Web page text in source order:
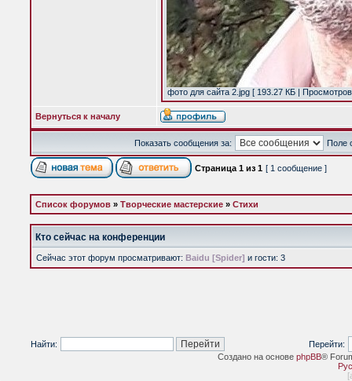
фото для сайта 2.jpg [ 193.27 КБ |
Вернуться к началу
Показать сообщения за: Поле
Страница 1 из 1 [ 1 сообщение ]
Список форумов » Творческие мастерские » Стихи
Кто сейчас на конференции
Сейчас этот форум просматривают: Baidu [Spider] и гости: 3
Найти:
Перейти:
Создано на основе phpBB®
[